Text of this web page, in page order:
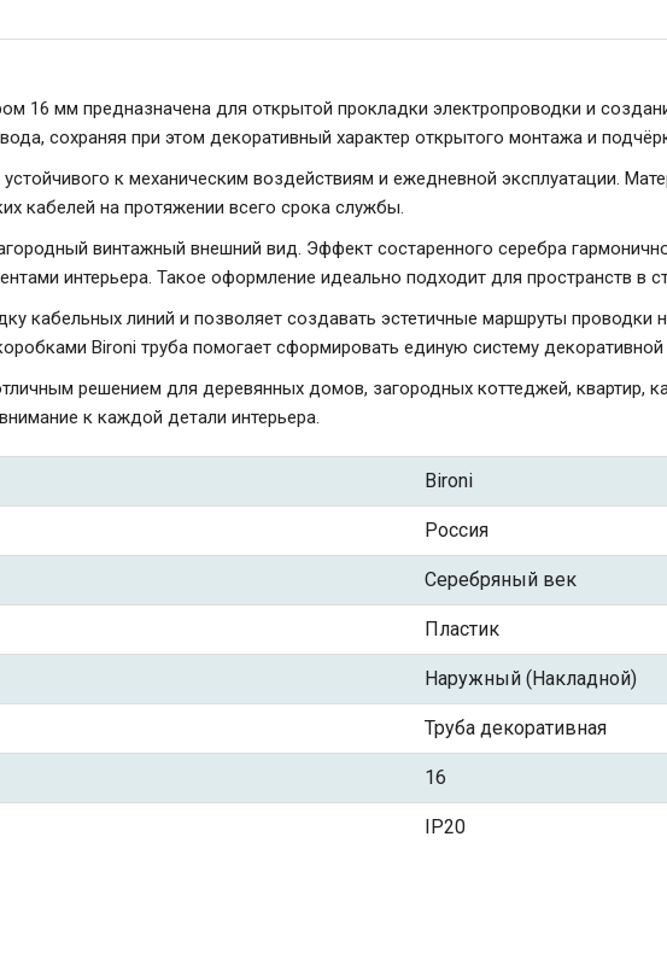
16 мм предназначена для открытой прокладки электропроводки и
сохраняя при этом декоративный характер открытого монтажа и
устойчивого к механическим воздействиям и ежедневной эксплуатации.
кабелей на протяжении всего срока службы.
винтажный внешний вид. Эффект состаренного серебра
интерьера. Такое оформление идеально подходит для пространств в
кабельных линий и позволяет создавать эстетичные маршруты проводки
Bironi труба помогает сформировать единую систему
решением для деревянных домов, загородных коттеджей,
к каждой детали интерьера.
Bironi
Россия
Серебряный век
Пластик
Наружный (Накладной)
Труба декоративная
16
IP20